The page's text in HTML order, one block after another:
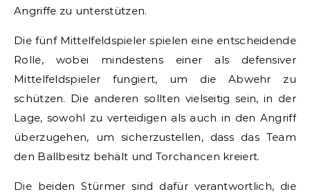
Angriffe zu unterstützen.
Die fünf Mittelfeldspieler spielen eine entscheidende
Rolle, wobei mindestens einer als defensiver
Mittelfeldspieler fungiert, um die Abwehr zu
schützen. Die anderen sollten vielseitig sein, in der
Lage, sowohl zu verteidigen als auch in den Angriff
überzugehen, um sicherzustellen, dass das Team
den Ballbesitz behält und Torchancen kreiert.
Die beiden Stürmer sind dafür verantwortlich, die